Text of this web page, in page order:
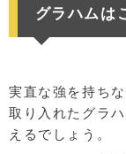
グラハムは
実直な強を持ち
取り入れたグラハ
えるでしょう。